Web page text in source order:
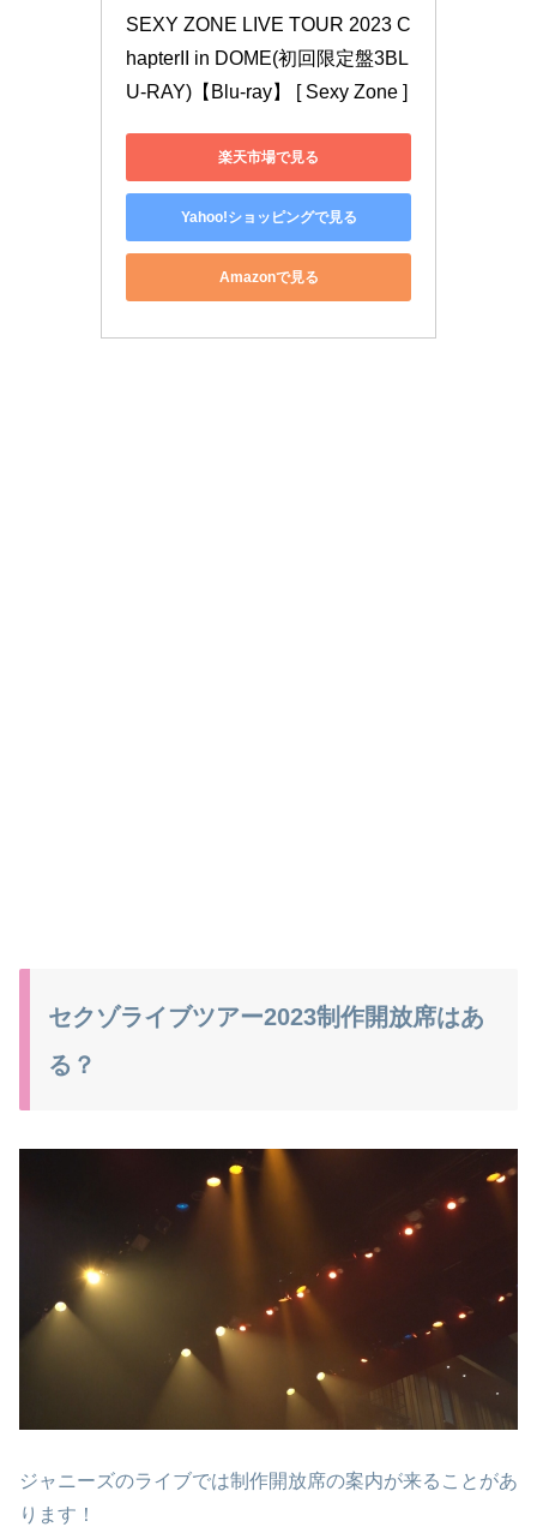
SEXY ZONE LIVE TOUR 2023 C
hapterII in DOME(初回限定盤3BL
U-RAY)【Blu-ray】 [ Sexy Zone ]
楽天市場で見る
Yahoo!ショッピングで見る
Amazonで見る
セクゾライブツアー2023制作開放席はあ
る？
ジャニーズのライブでは制作開放席の案内が来ることがあ
ります！